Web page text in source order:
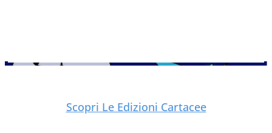
Scopri Le Edizioni Cartacee